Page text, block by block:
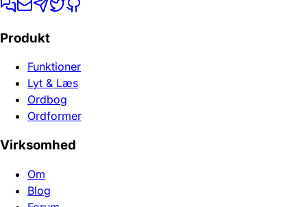
Produkt
Funktioner
Lyt & Læs
Ordbog
Ordformer
Virksomhed
Om
Blog